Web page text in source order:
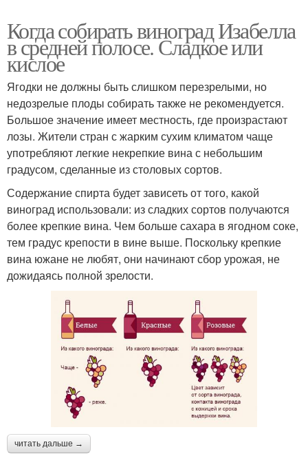
Когда собирать виноград Изабелла
в средней полосе. Сладкое или
кислое
Ягодки не должны быть слишком перезрелыми, но
недозрелые плоды собирать также не рекомендуется.
Большое значение имеет местность, где произрастают
лозы. Жители стран с жарким сухим климатом чаще
употребляют легкие некрепкие вина с небольшим
градусом, сделанные из столовых сортов.
Содержание спирта будет зависеть от того, какой
виноград использовали: из сладких сортов получаются
более крепкие вина. Чем больше сахара в ягодном соке,
тем градус крепости в вине выше. Поскольку крепкие
вина южане не любят, они начинают сбор урожая, не
дожидаясь полной зрелости.
читать дальше →